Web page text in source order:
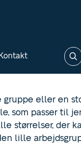
eller en
som passer til
størrelser, der
lille